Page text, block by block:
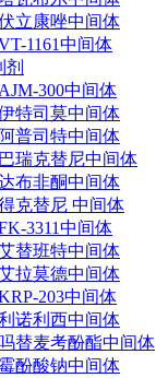
立康唑中间体
1161中间体
剂
AJM-300中间体
特司莫中间体
阿普司特中间体
巴瑞克替尼中间体
布非酮中间体
克替尼 中间体
3311中间体
替班特中间体
拉莫德中间体
203中间体
诺利西中间体
吗替麦考酚酯中间体
酚酸钠中间体